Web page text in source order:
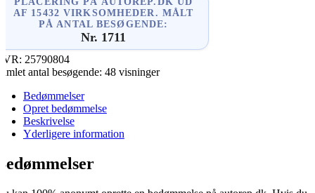
AF 15432 VIRKSOMHEDER. MÅLT
PÅ ANTAL BESØGENDE:
Nr. 1711
25790804
antal besøgende: 48 visninger
Bedømmelser
Opret bedømmelse
Beskrivelse
Yderligere information